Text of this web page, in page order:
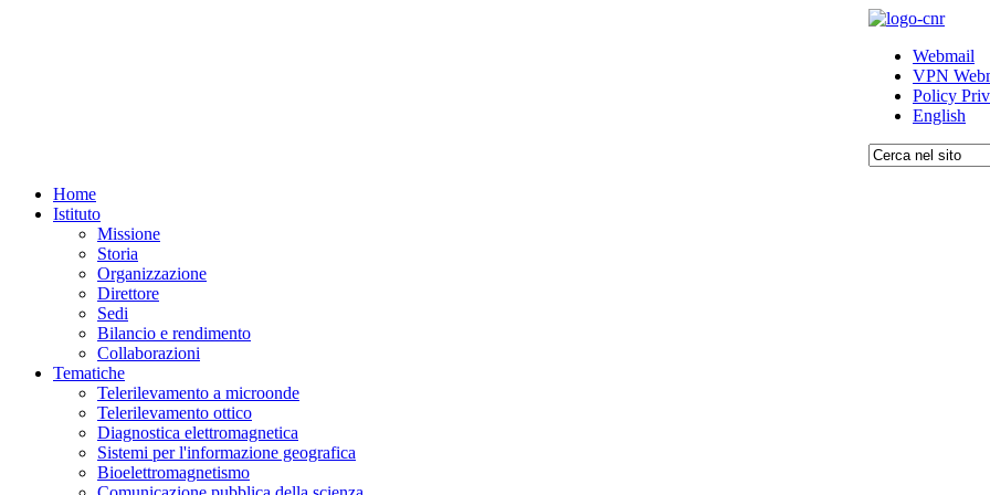
Webmail
VPN
Policy
English
Home
Istituto
Missione
Storia
Organizzazione
Direttore
Sedi
Bilancio e rendimento
Collaborazioni
Tematiche
Telerilevamento a microonde
Telerilevamento ottico
Diagnostica elettromagnetica
Sistemi per l'informazione geografica
Bioelettromagnetismo